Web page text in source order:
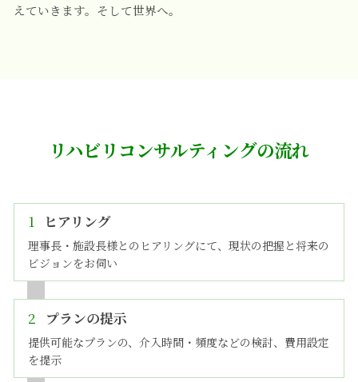
えていきます。そして世界へ。
リハビリコンサルティングの流れ
1 ヒアリング
理事長・施設長様とのヒアリングにて、現状の把握と将来の
ビジョンをお伺い
2 プランの提示
提供可能なプランの、介入時間・頻度などの検討、費用設定
を提示